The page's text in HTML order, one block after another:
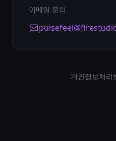
이메일 문의
개인정보처리